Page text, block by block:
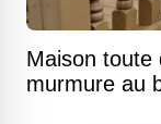
Maison toute
murmure au